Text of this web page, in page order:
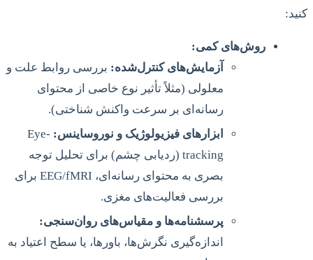
کنید:
روش‌های کمی:
آزمایش‌های کنترل‌شده: بررسی روابط علت و
معلولی (مثلاً تأثیر نوع خاصی از محتوای
رسانه‌ای بر سرعت واکنش شناختی).
ابزارهای فیزیولوژیک و نوروساینس: Eye-
tracking (ردیابی چشم) برای تحلیل توجه
بصری به محتوای رسانه‌ای، EEG/fMRI برای
بررسی فعالیت‌های مغزی.
پرسشنامه‌ها و مقیاس‌های روان‌سنجی:
اندازه‌گیری نگرش‌ها، باورها، یا سطح اعتیاد به